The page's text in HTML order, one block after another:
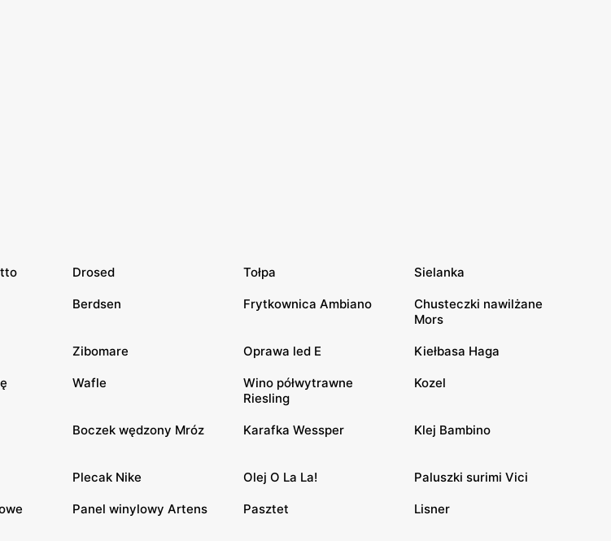
Drosed Tołpa Sielanka
Berdsen Frytkownica Ambiano
Chusteczki nawilżane
Mors
Zibomare Oprawa led E Kiełbasa Haga
Wafle
Wino półwytrawne
Riesling
Kozel
Boczek wędzony Mróz Karafka Wessper Klej Bambino
Plecak Nike Olej O La La! Paluszki surimi Vici
Panel winylowy Artens Pasztet Lisner